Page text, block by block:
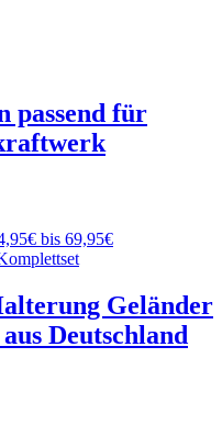
passend für
bis 69,95€
Geländer
Deutschland